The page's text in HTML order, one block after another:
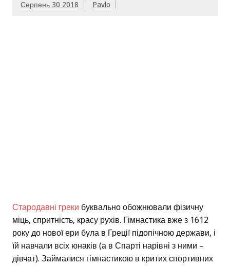
Серпень 30 2018 Pavlo
Стародавні греки буквально обожнювали фізичну
міць, спритність, красу рухів. Гімнастика вже з 1612
року до нової ери була в Греції підопічною держави, і
їй навчали всіх юнаків (а в Спарті нарівні з ними –
дівчат). Займалися гімнастикою в критих спортивних